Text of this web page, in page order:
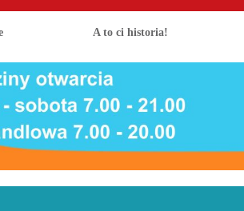
A to ci historia!